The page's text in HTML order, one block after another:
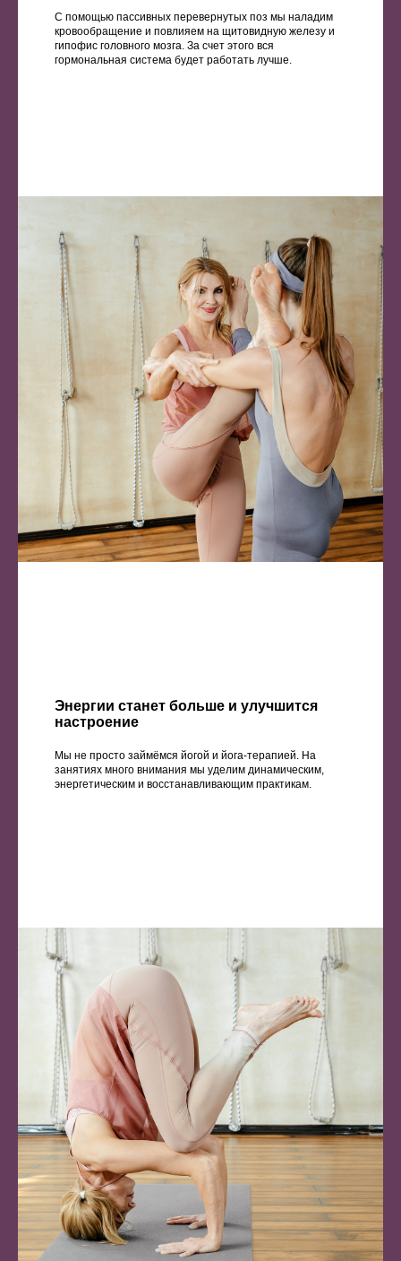
С помощью пассивных перевернутых поз мы наладим
кровообращение и повлияем на щитовидную железу и
гипофис головного мозга. За счет этого вся
гормональная система будет работать лучше.
Энергии станет больше и улучшится
настроение
Мы не просто займёмся йогой и йога-терапией. На
занятиях много внимания мы уделим динамическим,
энергетическим и восстанавливающим практикам.